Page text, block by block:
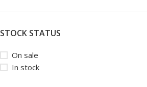
STOCK STATUS
On sale
In stock